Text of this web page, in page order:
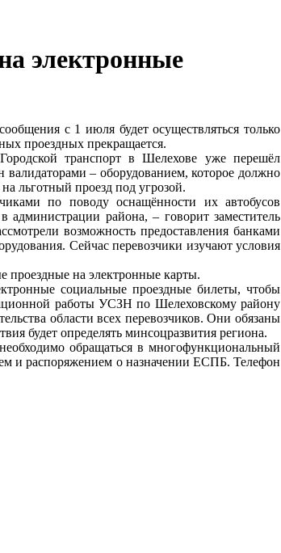
электронные
с 1 июля будет осуществляться только
проездных прекращается.
транспорт в Шелехове уже перешёл
– оборудованием, которое должно
льготный проезд под угрозой.
по поводу оснащённости их автобусов
администрации района, – говорит заместитель
возможность предоставления банками
Сейчас перевозчики изучают условия
на электронные карты.
социальные проездные билеты, чтобы
работы УСЗН по Шелеховскому району
области всех перевозчиков. Они обязаны
будет определять минсоцразвития региона.
обращаться в многофункциональный
и распоряжением о назначении ЕСПБ. Телефон